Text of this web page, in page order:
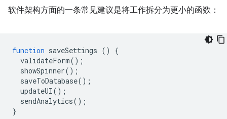
软件架构方面的一条常见建议是将工作拆分为更小的函数：
function saveSettings ()
{
validateForm();
showSpinner();
saveToDatabase();
updateUI();
sendAnalytics();
}